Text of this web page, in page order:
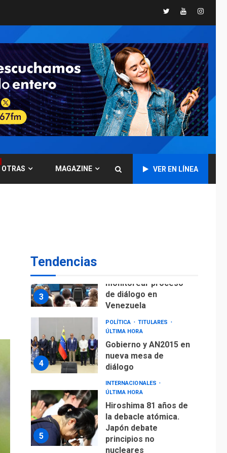
TwitterYoutube
OTRAS MAGAZINE VER EN LÍNEA
Tendencias
1
Instalan carpas
metálicas como
terminales
temporales en
Aeropuerto de
Maiquetía
2
LATINOAMÉRICA Y CARIBE
TITULARES
ÚLTIMA HORA
De la Espriella
asumirá Presidencia
en ceremonia atípica
fuera de Bogotá
ÚLTIMA HORA
ONGs piden a CIDH
4
5
INTERNACIONALES
ÚLTIMA HORA
la debacle atómica.
principios no
nucleares
6
TITULARES
ÚLTIMA HORA
nuevamente limitar
ciudadanía por
nacimiento
GUERRA EN EL MUNDO